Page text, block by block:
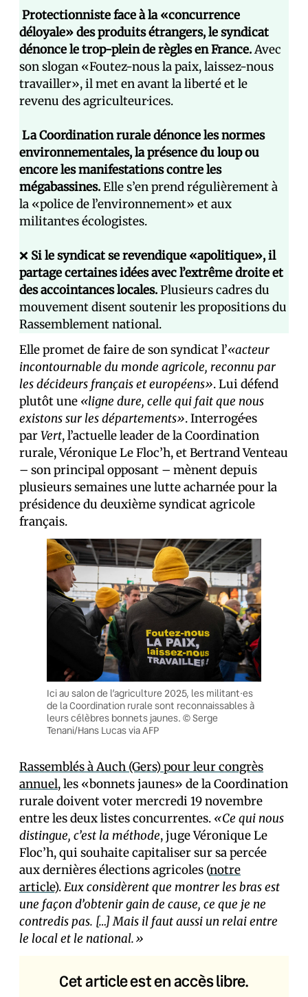
Protectionniste face à la «concurrence
déloyale» des produits étrangers, le syndicat
dénonce le trop-plein de règles en France.Avec
son slogan «Foutez-nous la paix, laissez-nous
travailler», il met en avant la liberté et le
revenu des agriculteur·ices.
La Coordination rurale dénonce les normes
environnementales, la présence du loup ou
encore les manifestations contre les
mégabassines.Elle s’en prend régulièrement à
la «police de l’environnement» et aux
militant·es écologistes.
❌ Si le syndicat se revendique «apolitique», il
partage certaines idées avec l’extrême droite et
des accointances locales.Plusieurs cadres du
mouvement disent soutenir les propositions du
Rassemblement national.
Elle promet de faire de son syndicat l’«acteur
incontournable du monde agricole, reconnu par
les décideurs français et européens». Lui défend
plutôt une «ligne dure, celle qui fait que nous
existons sur les départements». Interrogé·es
parVert, l’actuelle leader de la Coordination
rurale, Véronique Le Floc’h, et Bertrand Venteau
– son principal opposant – mènent depuis
plusieurs semaines une lutte acharnée pour la
présidence du deuxième syndicat agricole
français.
Ici au salon de l’agriculture 2025, les militant·es
de la Coordination rurale sont reconnaissables à
leurs célèbres bonnets jaunes. © Serge
Tenani/Hans Lucas via AFP
Rassemblés à Auch (Gers) pour leur congrès
annuel, les «bonnets jaunes» de la Coordination
rurale doivent voter mercredi 19 novembre
entre les deux listes concurrentes. «Ce qui nous
distingue, c’est la méthode, juge Véronique Le
Floc’h, qui souhaite capitaliser sur sa percée
aux dernières élections agricoles (notre
article).Eux considèrent que montrer les bras est
une façon d’obtenir gain de cause, ce que je ne
contredis pas. […] Mais il faut aussi un relai entre
le local et le national.»
Cet article est en accès libre.